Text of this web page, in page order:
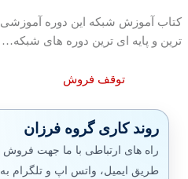
کتاب آموزش شبکه این دوره آموزشی
ترین و پایه ای ترین دوره های شبکه…
توقف فروش
روند کاری گروه فرزان
راه های ارتباطی با ما جهت فروش
طریق ایمیل، واتس اپ و تلگرام